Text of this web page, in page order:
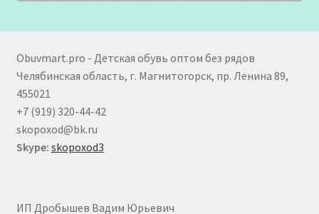
Obuvmart.pro - Детская обувь оптом без рядов
Челябинская область, г. Магнитогорск, пр. Ленина 89,
455021
+7 (919) 320-44-42
skopoxod@bk.ru
Skype: skopoxod3
ИП Дробышев Вадим Юрьевич